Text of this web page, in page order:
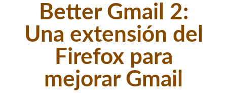
Better Gmail 2:
Una extensión del
Firefox para
mejorar Gmail